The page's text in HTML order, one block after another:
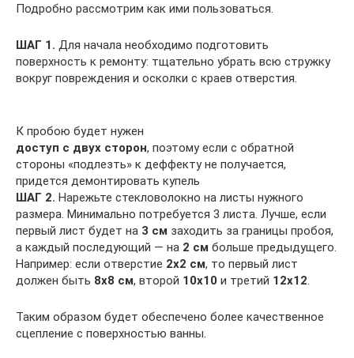
Подробно рассмотрим как ими пользоваться.
ШАГ 1. Для начала необходимо подготовить
поверхность к ремонту: тщательно убрать всю стружку
вокруг повреждения и осколки с краев отверстия.
К пробою будет нужен
доступ с двух сторон, поэтому если с обратной
стороны «подлезть» к деффекту не получается,
придется демонтировать купель
ШАГ 2. Нарежьте стекловолокно на листы нужного
размера. Минимально потребуется 3 листа. Лучше, если
первый лист будет на 3 см заходить за границы пробоя,
а каждый последующий — на 2 см больше предыдущего.
Например: если отверстие 2х2 см, то первый лист
должен быть 8х8 см, второй 10х10 и третий 12х12.
Таким образом будет обеспечено более качественное
сцепление с поверхностью ванны.